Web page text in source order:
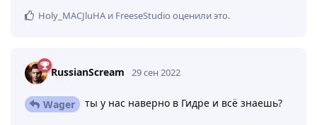
Holy_MACJluHA и FreeseStudio оценили это.
RussianScream 29 сен 2022
Wager ты у нас наверно в Гидре и всё знаешь?